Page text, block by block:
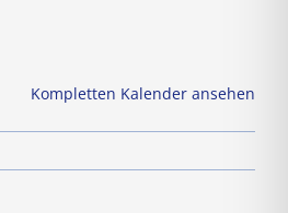
Kompletten Kalender ansehen